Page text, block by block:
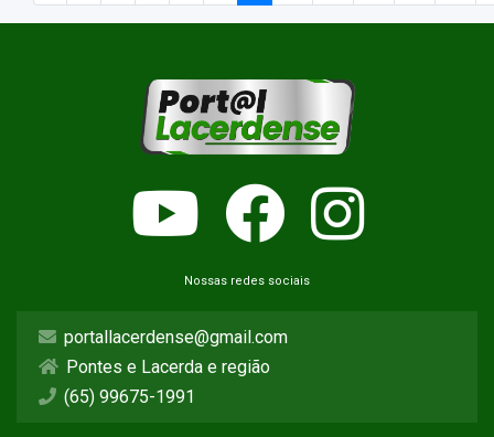
Nossas redes sociais
portallacerdense@gmail.com
Pontes e Lacerda e região
(65) 99675-1991